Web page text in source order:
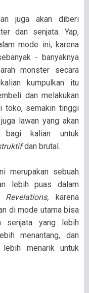
juga akan diberi
dan senjata. Yap,
mode ini, karena
- banyaknya
monster secara
kumpulkan itu
dan melakukan
toko, semakin tinggi
lawan yang akan
bagi kalian untuk
dan brutal.
merupakan sebuah
lebih puas dalam
karena
di mode utama bisa
senjata yang lebih
menantang, dan
lebih menarik untuk